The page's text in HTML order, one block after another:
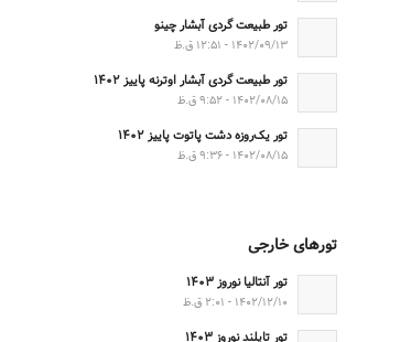
تور طبیعت گردی آبشار چینو
۱۴۰۲/۰۹/۱۳ - ۱۲:۵۱ ق.ظ
تور طبیعت گردی آبشار اوترنه پاییز ۱۴۰۲
۱۴۰۲/۰۸/۱۵ - ۹:۵۲ ق.ظ
تور یک‌روزه دشت پاتوت پاییز ۱۴۰۲
۱۴۰۲/۰۸/۱۵ - ۹:۳۶ ق.ظ
تورهای خارجی
تور آنتالیا نوروز ۱۴۰۳
۱۴۰۲/۱۲/۱۰ - ۲:۰۱ ق.ظ
تور تایلند نوروز ۱۴۰۳